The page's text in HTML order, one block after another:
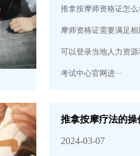
推拿按摩师资格证怎
摩师资格证需要满足
可以登录当地人力资
考试中心官网进···
推拿按摩疗法的操
2024-03-07